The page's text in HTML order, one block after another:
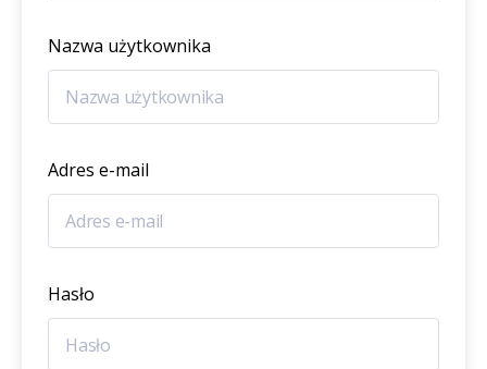
Nazwa użytkownika
Adres e-mail
Hasło